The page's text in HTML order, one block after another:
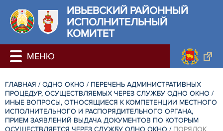
ИВЬЕВСКИЙ РАЙОННЫЙ
ИСПОЛНИТЕЛЬНЫЙ
КОМИТЕТ
ГЛАВНАЯ / ОДНО ОКНО / ПЕРЕЧЕНЬ АДМИНИСТРАТИВНЫХ
ПРОЦЕДУР, ОСУЩЕСТВЛЯЕМЫХ ЧЕРЕЗ СЛУЖБУ ОДНО ОКНО /
ИНЫЕ ВОПРОСЫ, ОТНОСЯЩИЕСЯ К КОМПЕТЕНЦИИ МЕСТНОГО
ИСПОЛНИТЕЛЬНОГО И РАСПОРЯДИТЕЛЬНОГО ОРГАНА,
ПРИЕМ ЗАЯВЛЕНИЙ ВЫДАЧА ДОКУМЕНТОВ ПО КОТОРЫМ
ОСУЩЕСТВЛЯЕТСЯ ЧЕРЕЗ СЛУЖБУ ОДНО ОКНО / ПОРЯДОК